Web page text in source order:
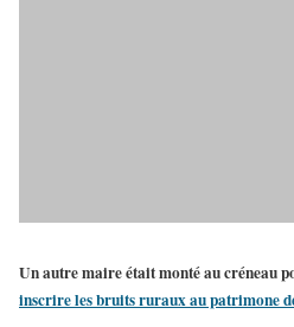
Un autre maire était monté au créneau
inscrire les bruits ruraux au patrimone